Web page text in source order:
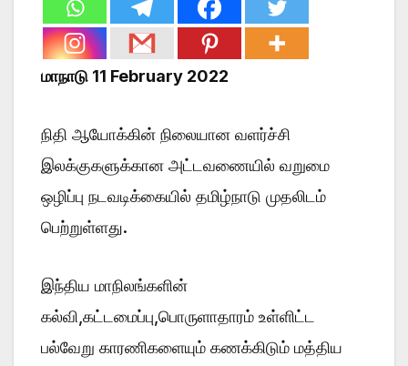
மாநாடு 11 February 2022
நிதி ஆயோக்கின் நிலையான வளர்ச்சி
இலக்குகளுக்கான அட்டவணையில் வறுமை
ஒழிப்பு நடவடிக்கையில் தமிழ்நாடு முதலிடம்
பெற்றுள்ளது.
இந்திய மாநிலங்களின்
கல்வி,கட்டமைப்பு,பொருளாதாரம் உள்ளிட்ட
பல்வேறு காரணிகளையும் கணக்கிடும் மத்திய